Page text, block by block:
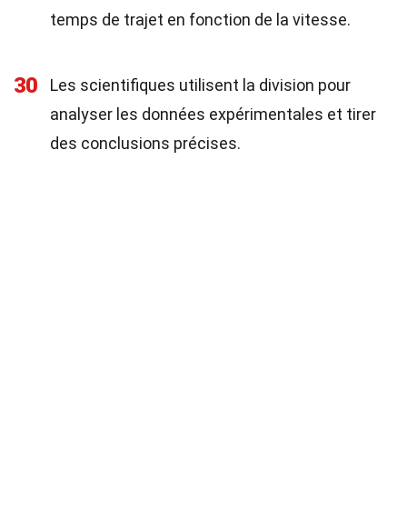
temps de trajet en fonction de la vitesse.
30
Les scientifiques utilisent la division pour
analyser les données expérimentales et tirer
des conclusions précises.